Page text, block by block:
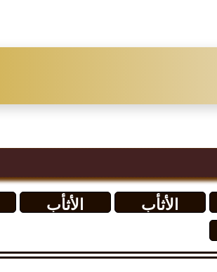
الأثأب الأثأب